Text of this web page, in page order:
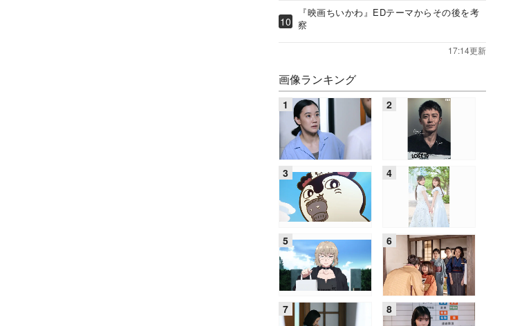
『映画ちいかわ』EDテーマからその後を考
察
17:14更新
画像ランキング